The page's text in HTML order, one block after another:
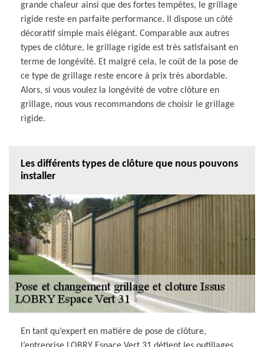
grande chaleur ainsi que des fortes tempêtes, le grillage
rigide reste en parfaite performance. Il dispose un côté
décoratif simple mais élégant. Comparable aux autres
types de clôture, le grillage rigide est très satisfaisant en
terme de longévité. Et malgré cela, le coût de la pose de
ce type de grillage reste encore à prix très abordable.
Alors, si vous voulez la longévité de votre clôture en
grillage, nous vous recommandons de choisir le grillage
rigide.
Les différents types de clôture que nous pouvons
installer
En tant qu’expert en matière de pose de clôture,